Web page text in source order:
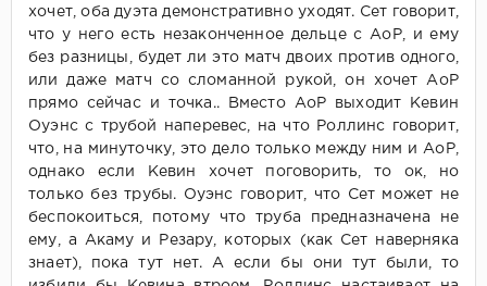
хочет, оба дуэта демонстративно уходят. Сет говорит,
что у него есть незаконченное дельце с АоР, и ему
без разницы, будет ли это матч двоих против одного,
или даже матч со сломанной рукой, он хочет АоР
прямо сейчас и точка.. Вместо АоР выходит Кевин
Оуэнс с трубой наперевес, на что Роллинс говорит,
что, на минуточку, это дело только между ним и АоР,
однако если Кевин хочет поговорить, то ок, но
только без трубы. Оуэнс говорит, что Сет может не
беспокоиться, потому что труба предназначена не
ему, а Акаму и Резару, которых (как Сет наверняка
знает), пока тут нет. А если бы они тут были, то